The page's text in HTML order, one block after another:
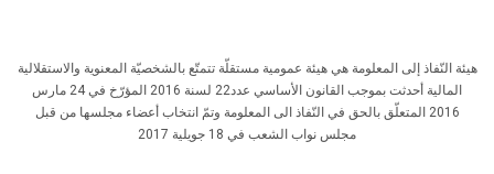
هيئة النّفاذ إلى المعلومة هي هيئة عمومية مستقلّة تتمتّع بالشخصيّة المعنوية والاستقلالية
المالية أحدثت بموجب القانون الأساسي عدد22 لسنة 2016 المؤرّخ في 24 مارس
2016 المتعلّق بالحق في النّفاذ الى المعلومة وتمّ انتخاب أعضاء مجلسها من قبل
مجلس نواب الشعب في 18 جويلية 2017